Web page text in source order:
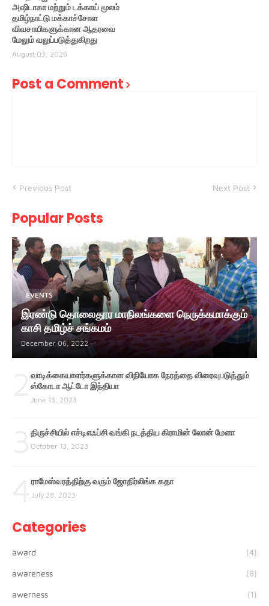
அஷிடாகா மற்றும் டக்காய் மூலம்
தமிழ்நாட்டு மக்காச்சோள
விவசாயிகளுக்கான ஆதரவை
மேலும் வலுப்படுத்துகிறது
August 03, 2026
Post a Comment
Previous Post Next Post
Popular Posts
EVENTS
இரண்டு தொலைதூர மாநிலங்களை நெருக்கமாக்கும்
காசி தமிழ்ச் சங்கமம்
December 06, 2022
வாடிக்கையாளர்களுக்கான விநியோக நேரத்தை விரைவுபடுத்தும்
ஸ்கோடா ஆட்டோ இந்தியா
June 13, 2023
திருச்சியில் எச்டிஎஃப்சி வங்கி நடத்திய கிராமின் லோன் மேளா
October 13, 2023
ராமேஸ்வரத்திற்கு வரும் ஜோதிர்லிங்க கதா
July 28, 2023
Categories
award (4)
awareness (8)
awerness (1)